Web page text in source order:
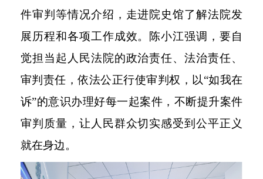
件审判等情况介绍，走进院史馆了解法院发
展历程和各项工作成效。陈小江强调，要自
觉担当起人民法院的政治责任、法治责任、
审判责任，依法公正行使审判权，以“如我在
诉”的意识办理好每一起案件，不断提升案件
审判质量，让人民群众切实感受到公平正义
就在身边。